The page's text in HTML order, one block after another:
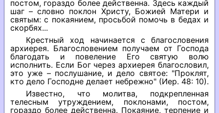
постом, гораздо более действенна. Здесь каждый
шаг – словно поклон Христу, Божией Матери и
святым: с покаянием, просьбой помочь в бедах и
скорбях...
Крестный ход начинается с благословения
архиерея. Благословением получаем от Господа
благодать и повеление Его святую волю
исполнить. Если Бог через архиерея благословил,
это уже – послушание, и дело святое: "Проклят,
кто дело Господне делает небрежно" (Иер. 48: 10).
Известно, что молитва, подкрепленная
телесным утруждением, поклонами, постом,
гораздо более действенна. Покаяние, терпение и